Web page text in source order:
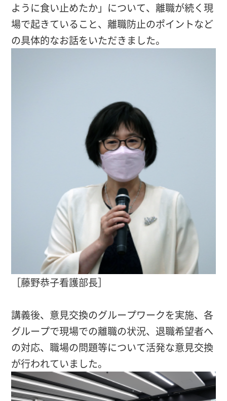
ように食い止めたか」について、離職が続く現
場で起きていること、離職防止のポイントなど
の具体的なお話をいただきました。
［藤野恭子看護部長］
講義後、意見交換のグループワークを実施、各
グループで現場での離職の状況、退職希望者へ
の対応、職場の問題等について活発な意見交換
が行われていました。